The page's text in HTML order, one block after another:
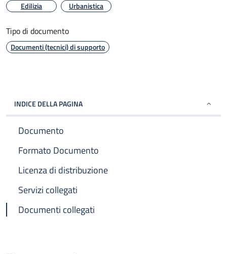
Edilizia Urbanistica
Tipo di documento
Documenti (tecnici) di supporto
INDICE DELLA PAGINA
Documento
Formato Documento
Licenza di distribuzione
Servizi collegati
Documenti collegati